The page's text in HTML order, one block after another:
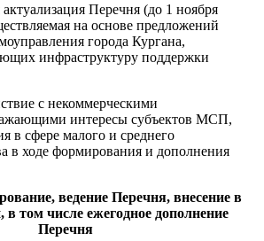
Перечня (до 1 ноября
на основе предложений
города Кургана,
инфраструктуру поддержки
с некоммерческими
интересы субъектов МСП,
в сфере малого и среднего
в ходе формирования и дополнения
ведение Перечня, внесение в
в том числе ежегодное дополнение
Перечня